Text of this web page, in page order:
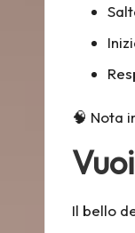
🧠 Nota
Il bello